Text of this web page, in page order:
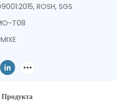
ROSH, SGS
T08